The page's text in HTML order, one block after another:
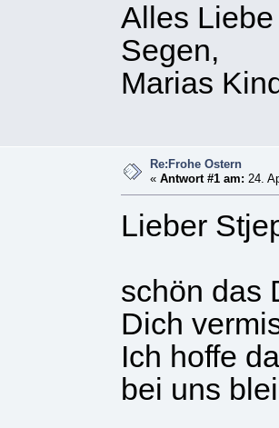
Alles
Segen,
Marias
Re:Frohe Ostern
«Antwort #1 am: 24.
Lieber
schön das
Dich
Ich hoffe
bei uns